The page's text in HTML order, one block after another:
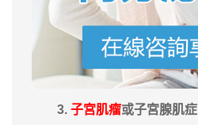
3. 子宮肌瘤或子宮腺肌症